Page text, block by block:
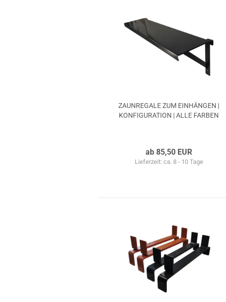
ZAUN­RE­GA­LE ZUM EIN­HÄN­GEN |
KON­FI­GU­RA­TI­ON | ALLE FAR­BEN
ab 85,50 EUR
Lieferzeit: ca. 8 - 10 Tage